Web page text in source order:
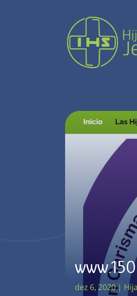
dez 6, 2020|